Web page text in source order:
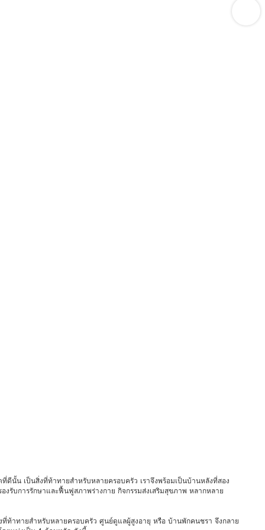
นั้น เป็นสิ่งที่ท้าทายสำหรับหลายครอบครัว เราจึงพร้อมเป็นบ้านหลังที่สอง
รับการรักษาและฟื้นฟูสภาพร่างกาย กิจกรรมส่งเสริมสุขภาพ หลากหลาย
าทายสำหรับหลายครอบครัว ศูนย์ดูแลผู้สูงอายุ หรือ บ้านพักคนชรา จึงกลาย